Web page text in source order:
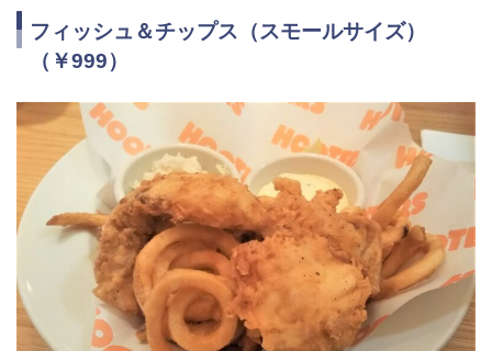
フィッシュ＆チップス（スモールサイズ）
（￥999）